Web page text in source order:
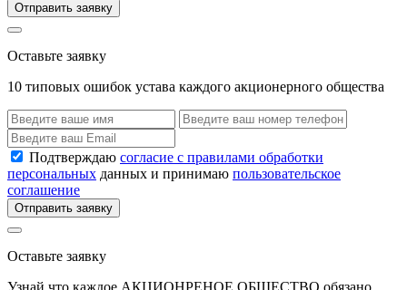
Отправить заявку
Оставьте заявку
10 типовых ошибок устава каждого акционерного общества
Подтверждаю согласие с правилами обработки
персональных данных и принимаю пользовательское
соглашение
Отправить заявку
Оставьте заявку